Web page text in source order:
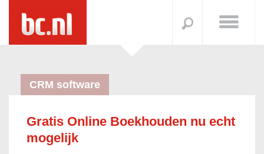
CRM software
Gratis Online Boekhouden nu echt
mogelijk